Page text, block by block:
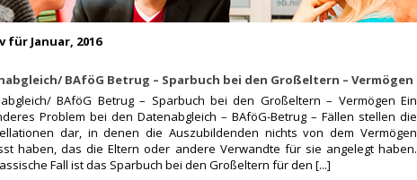
für Januar, 2016
BAföG Betrug – Sparbuch bei den Großeltern – Vermögen
BAföG Betrug – Sparbuch bei den Großeltern – Vermögen Ein
Problem bei den Datenabgleich – BAföG-Betrug – Fällen stellen die
dar, in denen die Auszubildenden nichts von dem Vermögen
haben, das die Eltern oder andere Verwandte für sie angelegt haben.
Fall ist das Sparbuch bei den Großeltern für den [...]